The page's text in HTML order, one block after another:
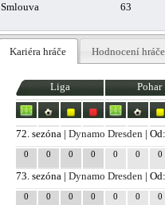
Smlouva
63
Kariéra hráče Hodnocení hráče
Liga Pohar
72. sezóna |Dynamo Dresden |
0 0 0 0 0 0 0
73. sezóna |Dynamo Dresden |
0 0 0 0 0 0 0